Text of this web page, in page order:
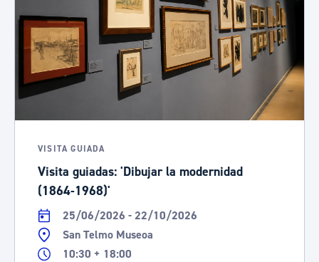
VISITA GUIADA
Visita guiadas: 'Dibujar la modernidad
(1864-1968)'
25/06/2026 - 22/10/2026
San Telmo Museoa
10:30 + 18:00